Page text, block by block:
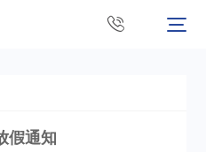
假通知